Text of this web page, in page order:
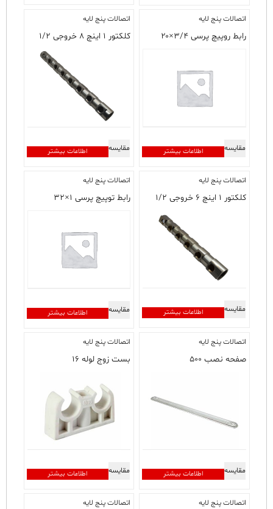
انواع
مختلفی
محصول
شوند
اتصالات پنج لایه
رابط روپیچ پرسی ۳/۴×۲۰
اطلاعات بیشتر مقایسه
اتصالات پنج لایه
کلکتور ۱ اینچ ۸ خروجی ۱/۲
اطلاعات بیشتر مقایسه
اتصالات پنج لایه
کلکتور ۱ اینچ ۶ خروجی ۱/۲
اطلاعات بیشتر مقایسه
اتصالات پنج لایه
رابط توپیچ پرسی ۱×۳۲
اطلاعات بیشتر مقایسه
اتصالات پنج لایه
صفحه نصب ۵۰۰
اطلاعات بیشتر مقایسه
اتصالات پنج لایه
بست زوج لوله ۱۶
اطلاعات بیشتر مقایسه
اتصالات پنج لایه اتصالات پنج لایه